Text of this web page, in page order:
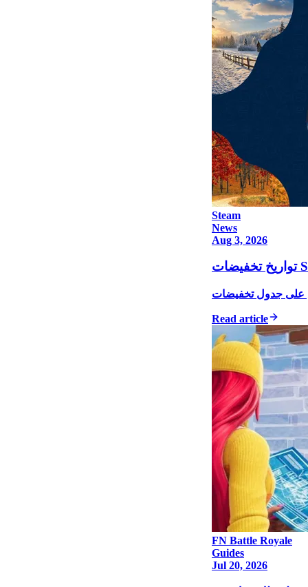
Steam
News
Aug 3, 2026
Read article
FN Battle Royale
Guides
Jul 20, 2026